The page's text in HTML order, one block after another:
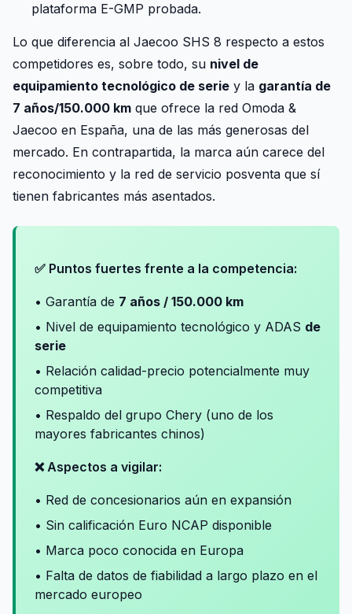
plataforma E-GMP probada.
Lo que diferencia al Jaecoo SHS 8 respecto a estos
competidores es, sobre todo, su nivel de
equipamiento tecnológico de serie y la garantía de
7 años/150.000 km que ofrece la red Omoda &
Jaecoo en España, una de las más generosas del
mercado. En contrapartida, la marca aún carece del
reconocimiento y la red de servicio posventa que sí
tienen fabricantes más asentados.
✅ Puntos fuertes frente a la competencia:
• Garantía de 7 años / 150.000 km
• Nivel de equipamiento tecnológico y ADAS de
serie
• Relación calidad-precio potencialmente muy
competitiva
• Respaldo del grupo Chery (uno de los
mayores fabricantes chinos)
❌ Aspectos a vigilar:
• Red de concesionarios aún en expansión
• Sin calificación Euro NCAP disponible
• Marca poco conocida en Europa
• Falta de datos de fiabilidad a largo plazo en el
mercado europeo